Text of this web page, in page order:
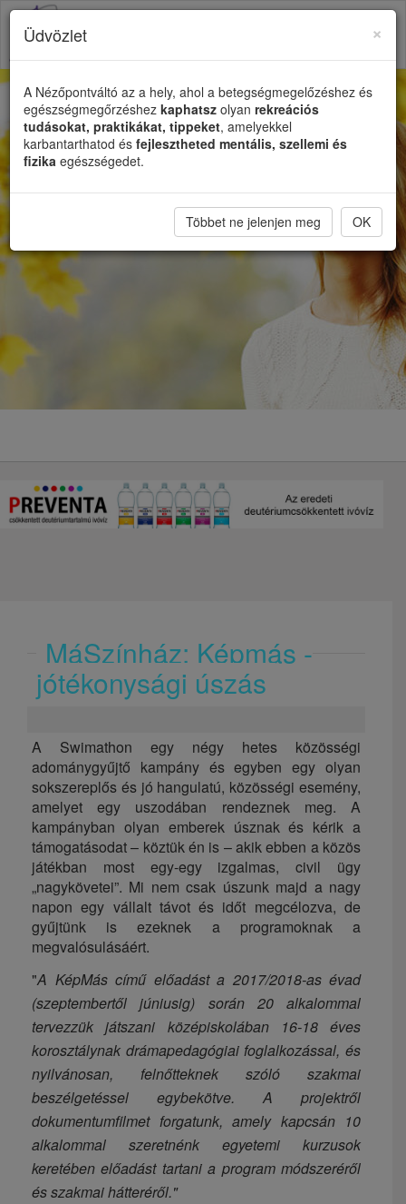
MáSzínház: Képmás -
jótékonysági úszás
A Swimathon egy négy hetes közösségi
adománygyűjtő kampány és egyben egy olyan
sokszereplős és jó hangulatú, közösségi esemény,
amelyet egy uszodában rendeznek meg. A
kampányban olyan emberek úsznak és kérik a
támogatásodat – köztük én is – akik ebben a közös
játékban most egy-egy izgalmas, civil ügy
„nagykövetei”. Mi nem csak úszunk majd a nagy
napon egy vállalt távot és időt megcélozva, de
gyűjtünk is ezeknek a programoknak a
megvalósulásáért.
"A KépMás című előadást a 2017/2018-as évad
(szeptembertől júniusig) során 20 alkalommal
tervezzük játszani középiskolában 16-18 éves
korosztálynak drámapedagógiai foglalkozással, és
nyilvánosan, felnőtteknek szóló szakmai
beszélgetéssel egybekötve. A projektről
dokumentumfilmet forgatunk, amely kapcsán 10
alkalommal szeretnénk egyetemi kurzusok
keretében előadást tartani a program módszeréről
és szakmai hátteréről."
×
Üdvözlet
A Nézőpontváltó az a hely, ahol a betegségmegelőzéshez és
egészségmegőrzéshez kaphatsz olyan rekreációs
tudásokat, praktikákat, tippeket, amelyekkel
karbantarthatod és fejlesztheted mentális, szellemi és
fizika egészségedet.
Többet ne jelenjen meg OK